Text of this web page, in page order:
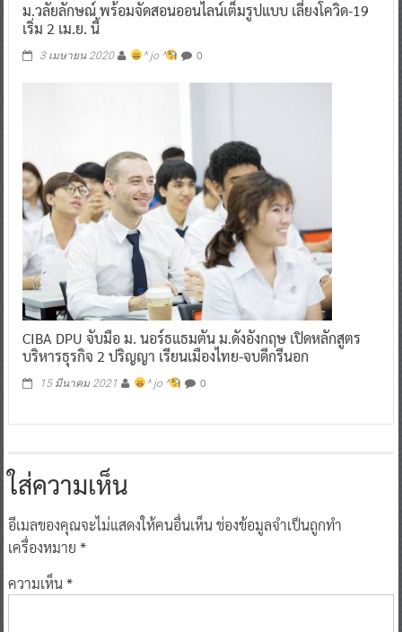
ม.วลัยลักษณ์ พร้อมจัดสอนออนไลน์เต็มรูปแบบ เลี่ยงโควิด-19
เริ่ม 2 เม.ย. นี้
3 เมษายน 2020 ^ jo ^ 0
CIBA DPU จับมือ ม. นอร์ธแธมตัน ม.ดังอังกฤษ เปิดหลักสูตร
บริหารธุรกิจ 2 ปริญญา เรียนเมืองไทย-จบดีกรีนอก
15 มีนาคม 2021 ^ jo ^ 0
ใส่ความเห็น
อีเมลของคุณจะไม่แสดงให้คนอื่นเห็นช่องข้อมูลจำเป็นถูกทำ
เครื่องหมาย *
ความเห็น*